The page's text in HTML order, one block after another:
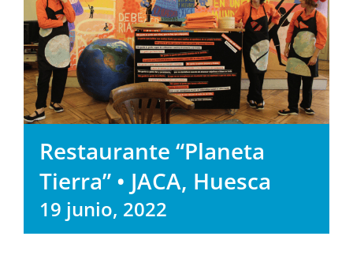
Restaurante “Planeta
Tierra” • JACA, Huesca
19 junio, 2022